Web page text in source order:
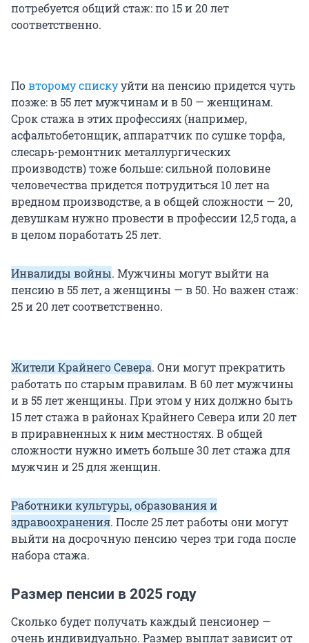
потребуется общий стаж: по 15 и 20 лет
соответственно.
Повторому спискууйти на пенсию придется чуть
позже: в 55 лет мужчинам и в 50 — женщинам.
Срок стажа в этих профессиях (например,
асфальтобетонщик, аппаратчик по сушке торфа,
слесарь-ремонтник металлургических
производств) тоже больше: сильной половине
человечества придется потрудиться 10 лет на
вредном производстве, а в общей сложности — 20,
девушкам нужно провести в профессии 12,5 года, а
в целом поработать 25 лет.
Инвалиды войны. Мужчины могут выйти на
пенсию в 55 лет, а женщины — в 50. Но важен стаж:
25 и 20 лет соответственно.
Жители Крайнего Севера. Они могут прекратить
работать по старым правилам. В 60 лет мужчины
и в 55 лет женщины. При этом у них должно быть
15 лет стажа в районах Крайнего Севера или 20 лет
в приравненных к ним местностях. В общей
сложности нужно иметь больше 30 лет стажа для
мужчин и 25 для женщин.
Работники культуры, образования и
здравоохранения. После 25 лет работы они могут
выйти на досрочную пенсию через три года после
набора стажа.
Размер пенсии в 2025 году
Сколько будет получать каждый пенсионер —
очень индивидуально. Размер выплат зависит от